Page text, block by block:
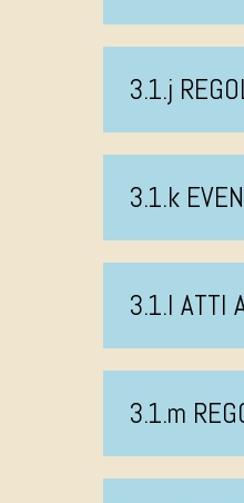
3.1.j
3.1.k
3.1.l ATTI
3.1.m